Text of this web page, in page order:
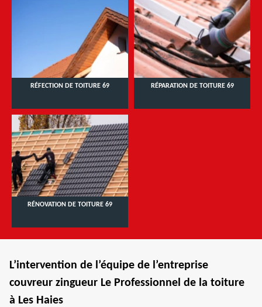
RÉFECTION DE TOITURE 69 RÉPARATION DE TOITURE 69
RÉNOVATION DE TOITURE 69
L’intervention de l’équipe de l’entreprise
couvreur zingueur Le Professionnel de la toiture
à Les Haies